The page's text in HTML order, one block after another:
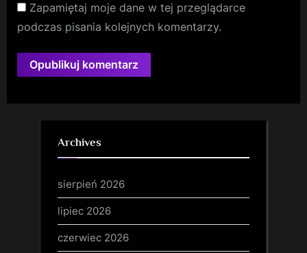
Zapamiętaj moje dane w tej przeglądarce
podczas pisania kolejnych komentarzy.
Archives
sierpień 2026
lipiec 2026
czerwiec 2026